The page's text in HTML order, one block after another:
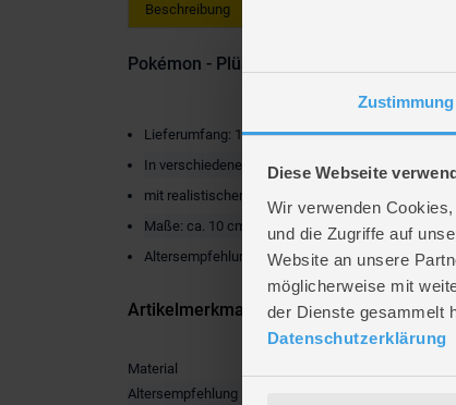
Zustimmung
Diese Webseite
Wir verwenden
und die Zugriffe auf
Website an unsere
möglicherweise mit
der Dienste gesammelt
Datenschutzerklärung
Beschreibung
Pokémon - Plüsch Pokèball - 10cm - 1
Lieferumfang: 1 x Pokéball
In verschiedenen Ausführungen (nicht
mit realistischen Details, zum Kuscheln weich
Maße: ca. 10 cm
Altersempfehlung: ab 3 Jahren
Artikelmerkmale
Material
Altersempfehlung